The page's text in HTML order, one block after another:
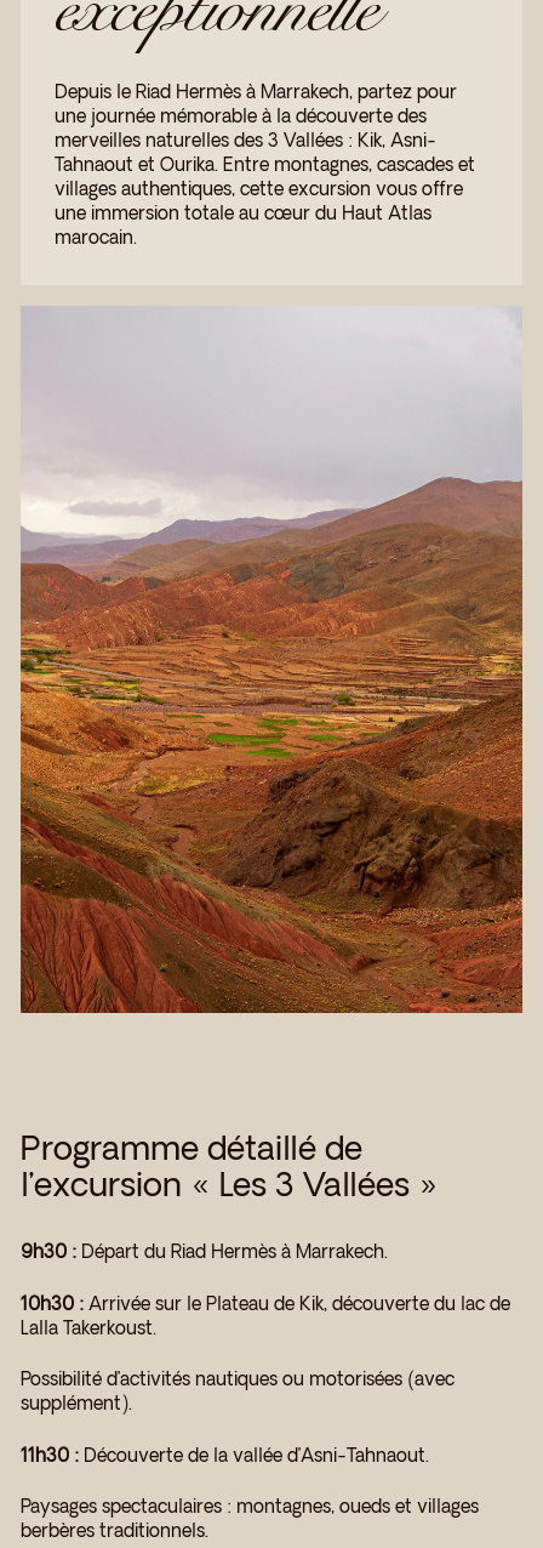
Depuis le Riad Hermès à Marrakech, partez pour
une journée mémorable à la découverte des
merveilles naturelles des 3 Vallées : Kik, Asni-
Tahnaout et Ourika. Entre montagnes, cascades et
villages authentiques, cette excursion vous offre
une immersion totale au cœur du Haut Atlas
marocain.
Programme détaillé de
l’excursion « Les 3 Vallées »
9h30 :Départ du Riad Hermès à Marrakech.
10h30 :Arrivée sur le Plateau de Kik, découverte du lac de
Lalla Takerkoust.
Possibilité d’activités nautiques ou motorisées (avec
supplément).
11h30 :Découverte de la vallée d’Asni-Tahnaout.
Paysages spectaculaires : montagnes, oueds et villages
berbères traditionnels.